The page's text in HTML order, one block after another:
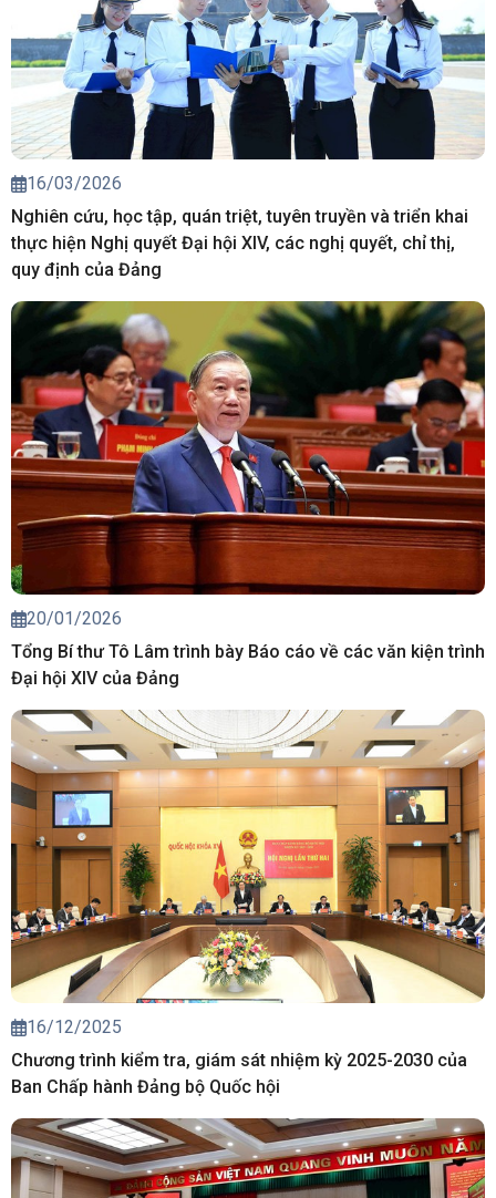
16/03/2026
Nghiên cứu, học tập, quán triệt, tuyên truyền và triển khai
thực hiện Nghị quyết Đại hội XIV, các nghị quyết, chỉ thị,
quy định của Đảng
20/01/2026
Tổng Bí thư Tô Lâm trình bày Báo cáo về các văn kiện trình
Đại hội XIV của Đảng
16/12/2025
Chương trình kiểm tra, giám sát nhiệm kỳ 2025-2030 của
Ban Chấp hành Đảng bộ Quốc hội